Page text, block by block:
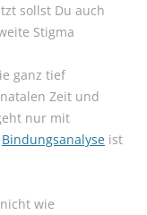
sollst Du auch
Stigma
ganz tief
Zeit und
nur mit
Bindungsanalyse ist
wie